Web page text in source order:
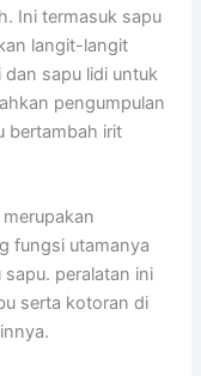
Ini termasuk sapu
langit-langit
dan sapu lidi untuk
pengumpulan
bertambah irit
fungsi utamanya
peralatan ini
serta kotoran di